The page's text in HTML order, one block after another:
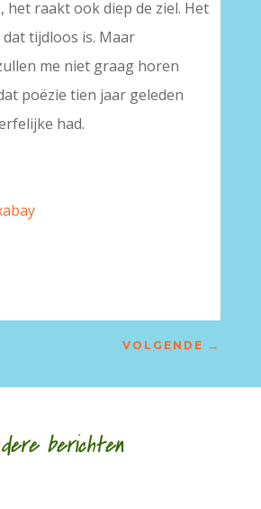
het raakt ook diep de ziel. Het
tijdloos is. Maar
me niet graag horen
poëzie tien jaar geleden
had.
VOLGENDE →
berichten